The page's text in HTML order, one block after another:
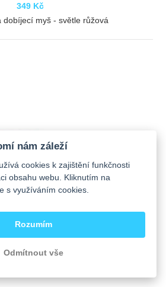
349 Kč
dobíjecí myš - světle růžová
nám záleží
cookies k zajištění funkčnosti
obsahu webu. Kliknutím na
s využíváním cookies.
Rozumím
Odmítnout vše